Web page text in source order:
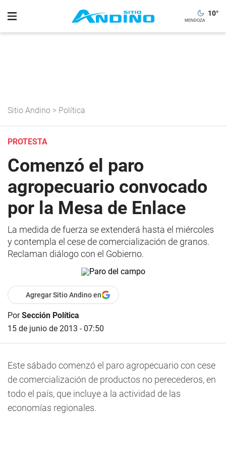
10°
Sitio Andino > Política
PROTESTA
Comenzó el paro
agropecuario convocado
por la Mesa de Enlace
La medida de fuerza se extenderá hasta el miércoles
y contempla el cese de comercialización de granos.
Reclaman diálogo con el Gobierno.
Agregar Sitio Andino en
PorSección Política
15 de junio de 2013 - 07:50
Este sábado comenzó el paro agropecuario con cese
de comercialización de productos no perecederos, en
todo el país, que incluye a la actividad de las
economías regionales.